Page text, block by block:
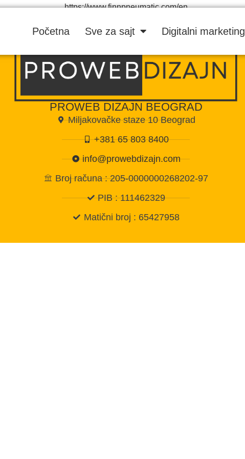
Početna Sve za sajt Digitalni marketing
https://www.finnpneumatic.com/en
PROWEB DIZAJN BEOGRAD
Miljakovačke staze 10 Beograd
+381 65 803 8400
info@prowebdizajn.com
Broj računa : 205-0000000268202-97
PIB : 111462329
Matični broj : 65427958